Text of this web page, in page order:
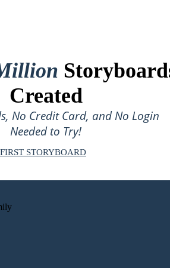
Created
No Credit Card, and No Login
Needed to Try!
STORYBOARD